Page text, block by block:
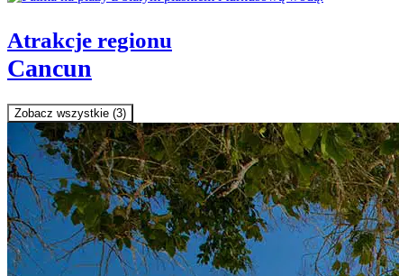
Atrakcje regionu
Cancun
Zobacz wszystkie (3)